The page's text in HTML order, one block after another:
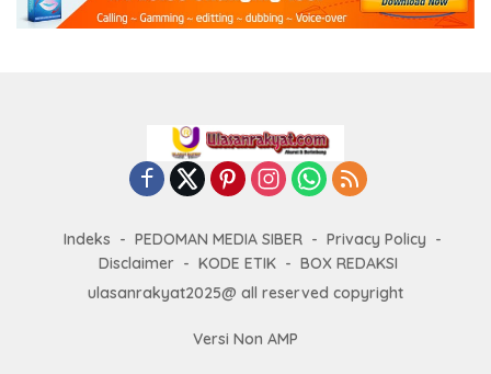
Indeks PEDOMAN MEDIA SIBER
Privacy Policy
Disclaimer
KODE ETIK
BOX REDAKSI
ulasanrakyat2025@ all reserved copyright
Versi Non AMP